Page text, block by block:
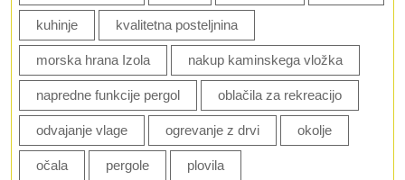
kuhinje kvalitetna posteljnina
morska hrana Izola nakup kaminskega vložka
napredne funkcije pergol oblačila za rekreacijo
odvajanje vlage ogrevanje z drvi okolje
očala pergole plovila